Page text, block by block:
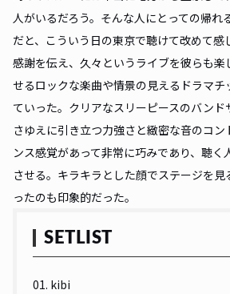
人がいるだろう。そんな人にとっての帰れ
だと、こういう日の東京で聴けて改めて
感謝を伝え、久々というライブを彼らも楽
せるロックな楽曲や情景の見えるドラマ
ていった。クリアなスリーピースのバン
さゆえに引き立つ力強さと緻密な音のコン
ンス感覚があって非常に巧みであり、聴く
させる。キラキラとした顔でステージを
ったのも印象的だった。
SETLIST
01. kibi